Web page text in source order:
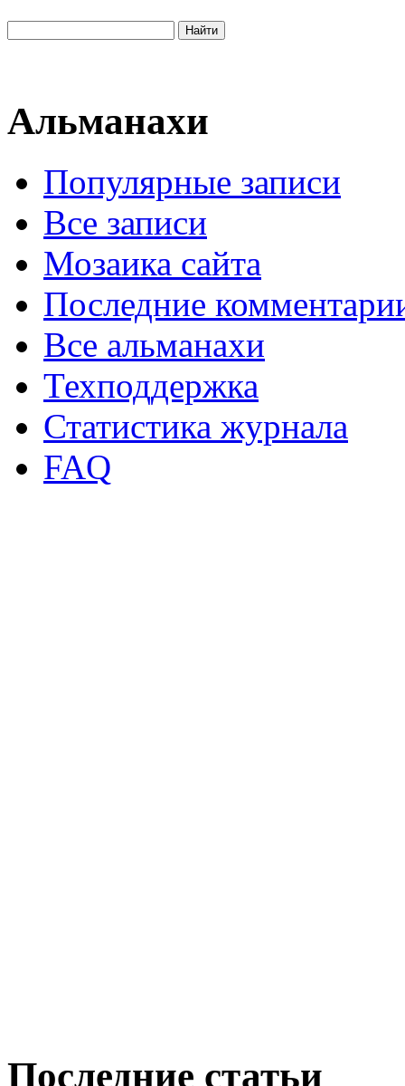
Альманахи
Популярные записи
Все записи
Мозаика сайта
Последние
Все альманахи
Техподдержка
Статистика журнала
FAQ
Последние статьи